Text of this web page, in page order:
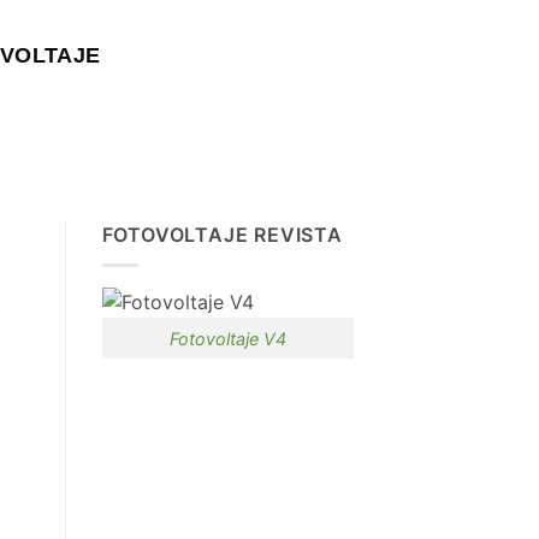
FOTOVOLTAJE REVISTA
Fotovoltaje V4